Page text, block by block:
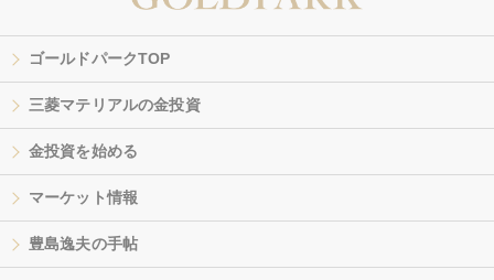
ゴールドパークTOP
三菱マテリアルの金投資
金投資を始める
マーケット情報
豊島逸夫の手帖